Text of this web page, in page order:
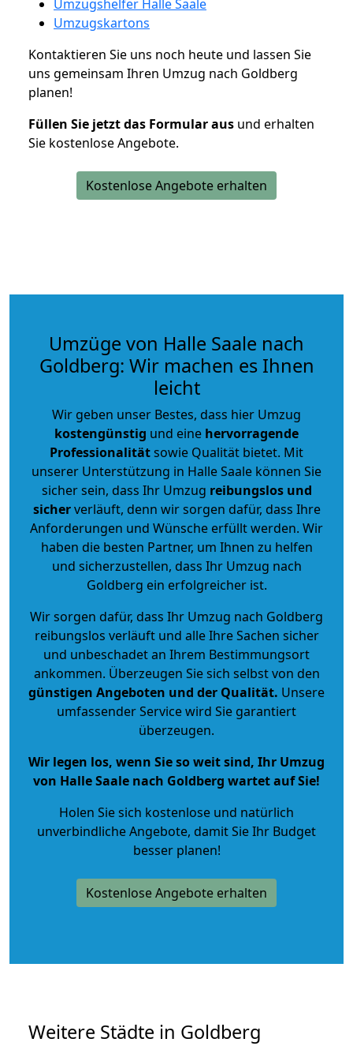
Umzugshelfer Halle Saale
Umzugskartons
Kontaktieren Sie uns noch heute und lassen Sie
uns gemeinsam Ihren Umzug nach Goldberg
planen!
Füllen Sie jetzt das Formular aus und erhalten
Sie kostenlose Angebote.
Kostenlose Angebote erhalten
Umzüge von Halle Saale nach
Goldberg: Wir machen es Ihnen
leicht
Wir geben unser Bestes, dass hier Umzug
kostengünstig und eine hervorragende
Professionalitätsowie Qualität bietet. Mit
unserer Unterstützung in Halle Saale können Sie
sicher sein, dass Ihr Umzug reibungslos und
sicherverläuft, denn wir sorgen dafür, dass Ihre
Anforderungen und Wünsche erfüllt werden. Wir
haben die besten Partner, um Ihnen zu helfen
und sicherzustellen, dass Ihr Umzug nach
Goldberg ein erfolgreicher ist.
Wir sorgen dafür, dass Ihr Umzug nach Goldberg
reibungslos verläuft und alle Ihre Sachen sicher
und unbeschadet an Ihrem Bestimmungsort
ankommen. Überzeugen Sie sich selbst von den
günstigen Angeboten und der Qualität. Unsere
umfassender Service wird Sie garantiert
überzeugen.
Wir legen los, wenn Sie so weit sind, Ihr Umzug
von Halle Saale nach Goldberg wartet auf Sie!
Holen Sie sich kostenlose und natürlich
unverbindliche Angebote, damit Sie Ihr Budget
besser planen!
Kostenlose Angebote erhalten
Weitere Städte in Goldberg